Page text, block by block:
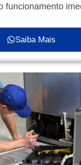
funcionamento
Saiba Mais